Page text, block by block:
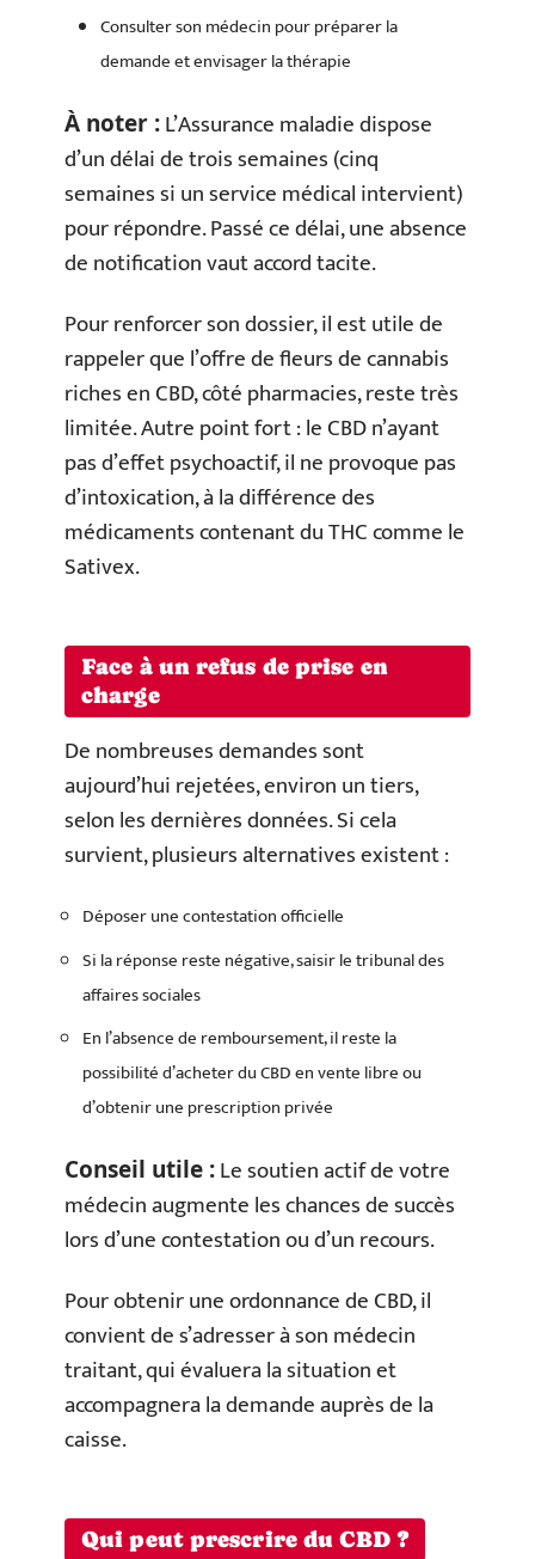
Consulter son médecin pour préparer la
demande et envisager la thérapie
À noter :L’Assurance maladie dispose
d’un délai de trois semaines (cinq
semaines si un service médical intervient)
pour répondre. Passé ce délai, une absence
de notification vaut accord tacite.
Pour renforcer son dossier, il est utile de
rappeler que l’offre de fleurs de cannabis
riches en CBD, côté pharmacies, reste très
limitée. Autre point fort : le CBD n’ayant
pas d’effet psychoactif, il ne provoque pas
d’intoxication, à la différence des
médicaments contenant du THC comme le
Sativex.
Face à un refus de prise en
charge
De nombreuses demandes sont
aujourd’hui rejetées, environ un tiers,
selon les dernières données. Si cela
survient, plusieurs alternatives existent :
Déposer une contestation officielle
Si la réponse reste négative, saisir le tribunal des
affaires sociales
En l’absence de remboursement, il reste la
possibilité d’acheter du CBD en vente libre ou
d’obtenir une prescription privée
Conseil utile :Le soutien actif de votre
médecin augmente les chances de succès
lors d’une contestation ou d’un recours.
Pour obtenir une ordonnance de CBD, il
convient de s’adresser à son médecin
traitant, qui évaluera la situation et
accompagnera la demande auprès de la
caisse.
Qui peut prescrire du CBD ?